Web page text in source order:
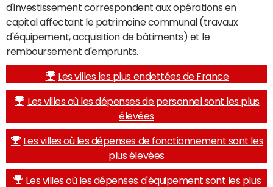
d'investissement correspondent aux opérations en
capital affectant le patrimoine communal (travaux
d'équipement, acquisition de bâtiments) et le
remboursement d'emprunts.
Les villes les plus endettées de France
Les villes où les dépenses de personnel sont les plus
élevées
Les villes où les dépenses de fonctionnement sont les
plus élevées
Les villes où les dépenses d'équipement sont les plus